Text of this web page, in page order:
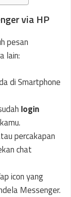
via HP
pesan
lain:
di Smartphone
login
percakapan
chat
icon yang
Messenger.